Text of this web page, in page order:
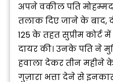
अपने वकील पति मोहम्मद
तलाक दिए जाने के बाद,
125 के तहत सुप्रीम कोर्ट
दायर की। उनके पति ने
हवाला देकर तीन महीने
गुज़ारा भत्ता देने से